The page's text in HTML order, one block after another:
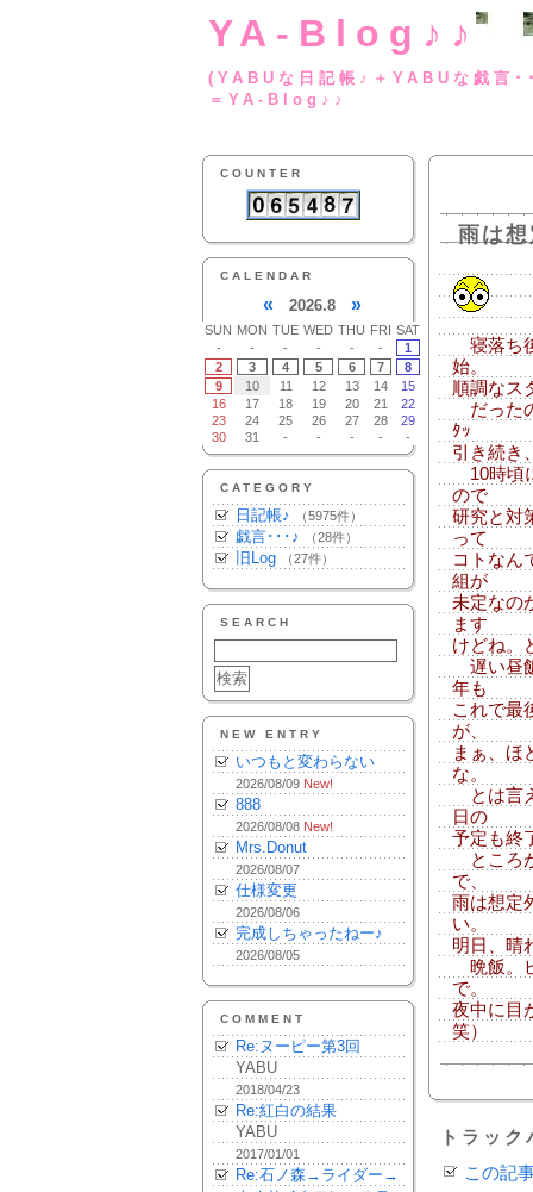
YA-Blog♪♪
(YABUな日記帳♪
＝YA-Blog♪♪
COUNTER
CALENDAR
« 2026.8 »
SUN MON TUE WED THU FRI SAT
-
- - - - -
1
2
3 4 5 6 7
8
9
10 11 12 13 14
15
16
17 18 19 20 21
22
23
24 25 26 27 28
29
30
31 - - - - -
CATEGORY
日記帳♪ （5975件）
戯言･･･♪ （28件）
旧Log （27件）
SEARCH
NEW ENTRY
いつもと変わらない
2026/08/09 New!
888
2026/08/08 New!
Mrs.Donut
2026/08/07
仕様変更
2026/08/06
完成しちゃったねー♪
2026/08/05
COMMENT
Re:ヌーピー第3回
YABU
2018/04/23
Re:紅白の結果
YABU
2017/01/01
Re:石ノ森→ライダー→
雨は
寝落ち
始。
順調なス
だった
ﾀｯ
引き続き
10時頃
ので
研究と対
って
コトなん
組が
未定なの
ます
けどね。
遅い昼
年も
これで最
が、
まぁ、ほ
な。
とは言
日の
予定も終
ところ
で、
雨は想定
い。
明日、晴
晩飯。
で。
夜中に目
笑）
トラッ
この記